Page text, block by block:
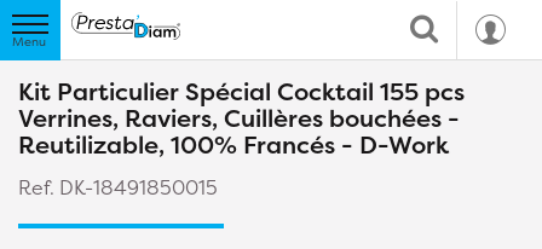
Kit Particulier Spécial Cocktail 155 pcs
Verrines, Raviers, Cuillères bouchées -
Reutilizable, 100% Francés - D-Work
Ref. DK-18491850015